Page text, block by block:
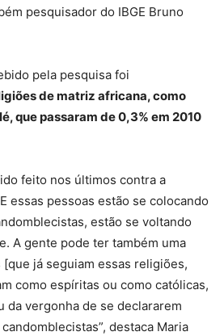
pesquisador do IBGE Bruno
pela pesquisa foi
de matriz africana, como
que passaram de 0,3% em 2010
feito nos últimos contra a
essas pessoas estão se colocando
estão se voltando
A gente pode ter também uma
[que já seguiam essas religiões,
como espíritas ou como católicas,
da vergonha de se declararem
destaca Maria